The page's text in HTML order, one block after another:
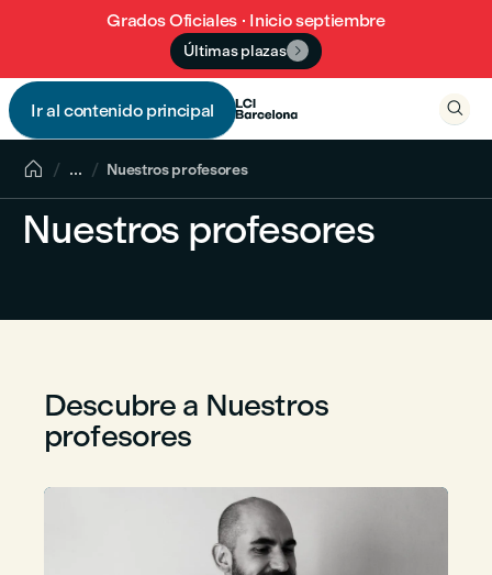
Grados Oficiales · Inicio septiembre
Últimas plazas 
Ir al contenido principal
 
 ... Nuestros profesores
Nuestros profesores
Descubre a Nuestros
profesores